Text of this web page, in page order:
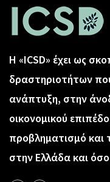
Η «ICSD» έχει ως
δραστηριοτήτων
ανάπτυξη, στην
οικονομικού
προβληματισμό και
στην Ελλάδα και